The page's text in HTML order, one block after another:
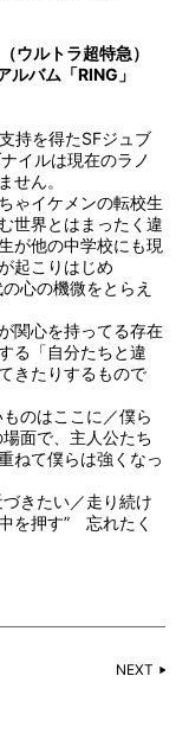
ウルトラ超特急）
バム「RING」
持を得たSFジュブ
イルは現在のラノ
せん。
ゃイケメンの転校生
世界とはまったく違
が他の中学校にも現
起こりはじめ
心の機微をとらえ
関心を持ってる存在
る「自分たちと違
きたりするもので
のはここに／僕ら
面で、主人公たち
ねて僕らは強くなっ
きたい／走り続け
を押す” 忘れたく
NEXT